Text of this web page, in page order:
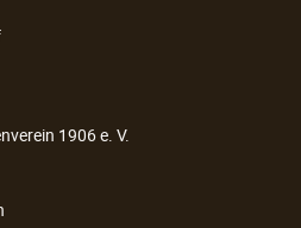
1906 e. V.